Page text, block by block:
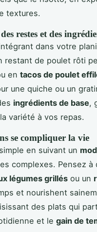
textures.
restes et des
dans votre
restant de poulet rôti
en tacos de poulet
une quiche ou un
ingrédients de base,
variété à vos repas.
se compliquer la vie
en suivant un
complexes. Pensez à
légumes grillés ou un
et nourishent
des plats qui
et le gain de